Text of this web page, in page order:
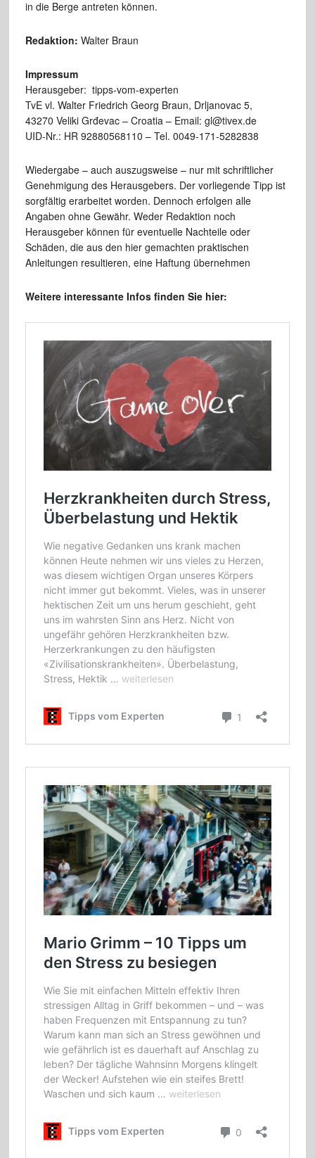
in die Berge antreten können.
Redaktion: Walter Braun
Impressum
Herausgeber: tipps-vom-experten
TvE vl. Walter Friedrich Georg Braun, Drljanovac 5,
43270 Veliki Grđevac – Croatia – Email: gl@tivex.de
UID-Nr.: HR 92880568110 – Tel. 0049-171-5282838
Wiedergabe – auch auszugsweise – nur mit schriftlicher
Genehmigung des Herausgebers. Der vorliegende Tipp ist
sorgfältig erarbeitet worden. Dennoch erfolgen alle
Angaben ohne Gewähr. Weder Redaktion noch
Herausgeber können für eventuelle Nachteile oder
Schäden, die aus den hier gemachten praktischen
Anleitungen resultieren, eine Haftung übernehmen
Weitere interessante Infos finden Sie hier: